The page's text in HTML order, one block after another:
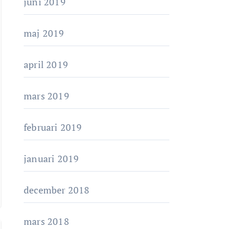
maj 2019
april 2019
mars 2019
februari 2019
januari 2019
december 2018
mars 2018